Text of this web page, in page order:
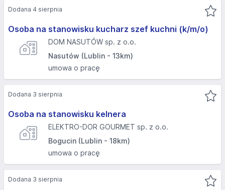
Osoba na stanowisku kucharz szef kuchni (k/m/o)
DOM NASUTÓW sp. z o.o.
Nasutów (Lublin - 13km)
umowa o pracę
Dodana 4 sierpnia
Osoba na stanowisku kelnera
ELEKTRO-DOR GOURMET sp. z o.o.
Bogucin (Lublin - 18km)
umowa o pracę
Dodana 3 sierpnia
Dodana 3 sierpnia